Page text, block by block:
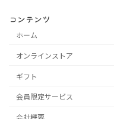
コンテンツ
ホーム
オンラインストア
ギフト
会員限定サービス